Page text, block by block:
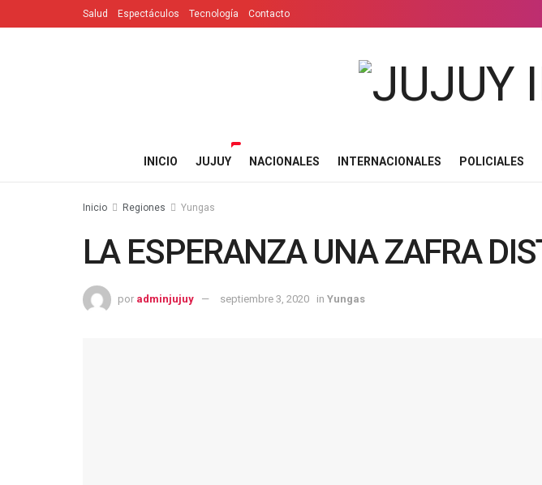
Salud Espectáculos Tecnología Contacto
INICIO JUJUY NACIONALES INTERNACIONALES POLICIALES
Inicio Regiones Yungas
LA ESPERANZA UNA ZAFRA
por adminjujuy septiembre 3, 2020 in Yungas